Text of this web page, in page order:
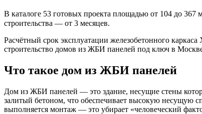
В каталоге 53 готовых проекта площадью от 104 до
строительства — от 3 месяцев.
Расчётный срок эксплуатации железобетонного
строительство домов из ЖБИ панелей под ключ в
Что такое дом из ЖБИ панелей
Дом из ЖБИ панелей — это здание, несущие стены
залитый бетоном, что обеспечивает высокую несущую
выполняется монтаж — это убирает «человеческий